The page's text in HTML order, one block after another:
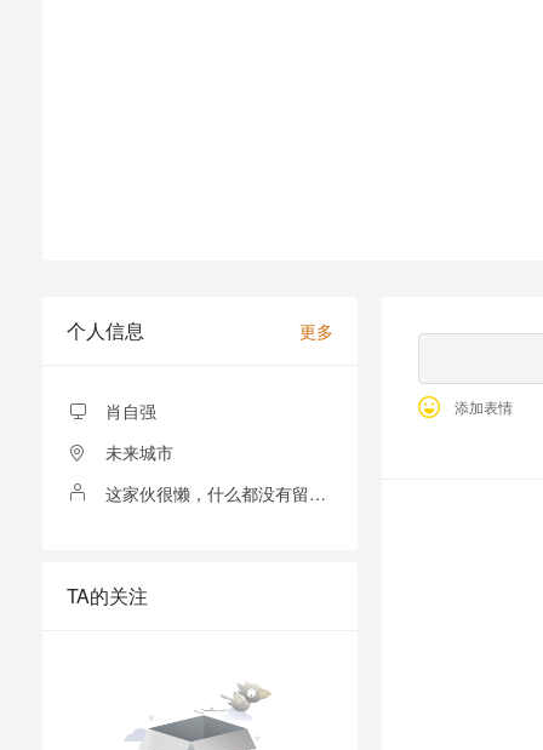
个人信息 更多
肖自强
未来城市
这家伙很懒，什么都没有留下！
TA的关注
添加表情